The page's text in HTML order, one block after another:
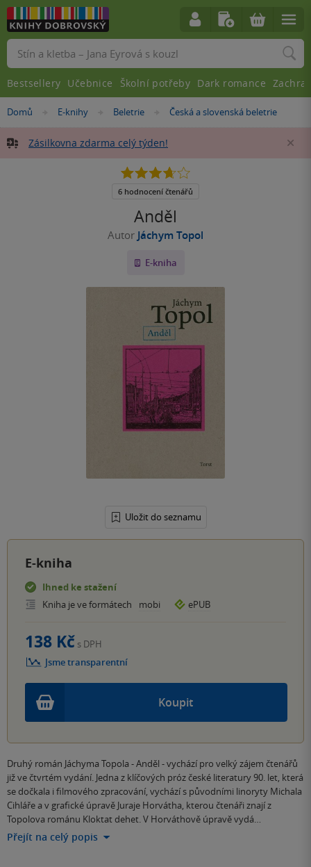
Nacházíte
zde:
Domů »
E-knihy »
Beletrie »
Česká a slovenská beletrie
Zásilkovna zdarma celý týden!
Anděl
Autor Jáchym Topol
E-kniha
Uložit do seznamu
3.7
5
6 hodnocení čtenářů
E-kniha
Ihned ke stažení
Kniha je ve formátech
mobi ePUB
Koupit
138 Kč s DPH
Jsme transparentní
Druhý román Jáchyma Topola - Anděl - vychází pro velký zájem čtenářů
již ve čtvrtém vydání. Jedna z klíčových próz české literatury 90. let, která
se dočkala i filmového zpracování, vychází s původními linoryty Michala
Cihláře a v grafické úpravě Juraje Horvátha, kterou čtenáři znají z
Topolova románu Kloktat dehet. V Horváthově úpravě vydá…
Přejít na celý popis
Vyhledávání
Bestsellery Učebnice Školní potřeby Dark romance